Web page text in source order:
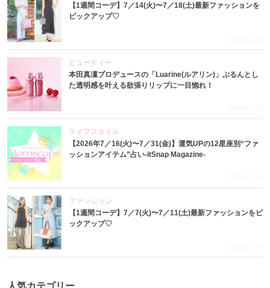
【1週間コーデ】7／14(火)〜7／18(土)最新ファッションを
ピックアップ♡
2026.7.23
ビューティー
本田真凜プロデュースの「Luarine(ルアリン)」ぷるんとし
た透明感を叶える欲張りリップに一目惚れ！
2026.7.22
ライフスタイル
【2026年7／16(火)〜7／31(金)】運気UPの12星座別“ファ
ッションアイテム”占い-itSnap Magazine-
2026.7.16
ファッション
【1週間コーデ】7／7(火)〜7／11(土)最新ファッションをピ
ックアップ♡
2026.7.15
人気カテゴリー